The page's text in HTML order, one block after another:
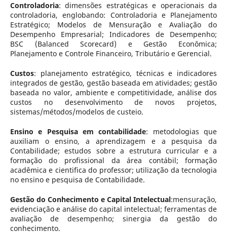
Controladoria: dimensões estratégicas e operacionais da
controladoria, englobando: Controladoria e Planejamento
Estratégico; Modelos de Mensuração e Avaliação do
Desempenho Empresarial; Indicadores de Desempenho;
BSC (Balanced Scorecard) e Gestão Econômica;
Planejamento e Controle Financeiro, Tributário e Gerencial.
Custos: planejamento estratégico, técnicas e indicadores
integrados de gestão, gestão baseada em atividades; gestão
baseada no valor, ambiente e competitividade, análise dos
custos no desenvolvimento de novos projetos,
sistemas/métodos/modelos de custeio.
Ensino e Pesquisa em contabilidade: metodologias que
auxiliam o ensino, a aprendizagem e a pesquisa da
Contabilidade; estudos sobre a estrutura curricular e a
formação do profissional da área contábil; formação
acadêmica e cientifica do professor; utilização da tecnologia
no ensino e pesquisa de Contabilidade.
Gestão do Conhecimento e Capital Intelectual:mensuração,
evidenciação e análise do capital intelectual; ferramentas de
avaliação de desempenho; sinergia da gestão do
conhecimento.